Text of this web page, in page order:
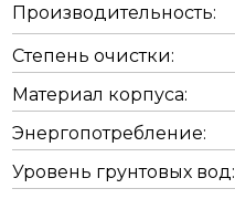
Производительность:
Степень очистки:
Материал корпуса:
Энергопотребление:
Уровень грунтовых вод: